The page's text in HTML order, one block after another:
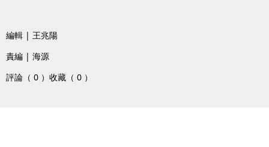
編輯 | 王兆陽
責編 | 海源
評論（ 0 ） 收藏（ 0 ）